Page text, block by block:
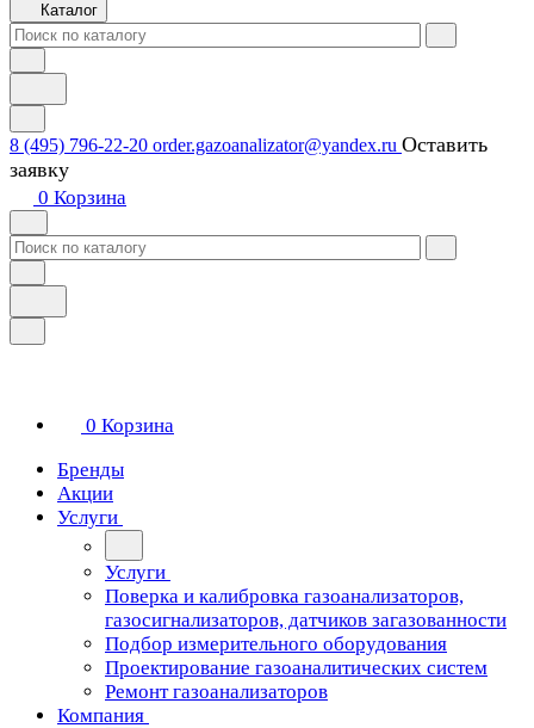
Каталог
8 (495) 796-22-20 order.gazoanalizator@yandex.ru Оставить
заявку
0 Корзина
0 Корзина
Бренды
Акции
Услуги
Услуги
Поверка и калибровка газоанализаторов,
газосигнализаторов, датчиков загазованности
Подбор измерительного оборудования
Проектирование газоаналитических систем
Ремонт газоанализаторов
Компания